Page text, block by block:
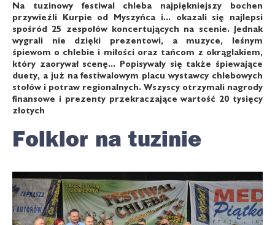
Na tuzinowy festiwal chleba najpiękniejszy bochen
przywieźli Kurpie od Myszyńca i... okazali się najlepsi
spośród 25 zespołów koncertujących na scenie. Jednak
wygrali nie dzięki prezentowi, a muzyce, leśnym
śpiewom o chlebie i miłości oraz tańcom z okrąglakiem,
który zaorywał scenę... Popisywały się także śpiewające
duety, a już na festiwalowym placu wystawcy chlebowych
stołów i potraw regionalnych. Wszyscy otrzymali nagrody
finansowe i prezenty przekraczające wartość 20 tysięcy
złotych
Folklor na tuzinie